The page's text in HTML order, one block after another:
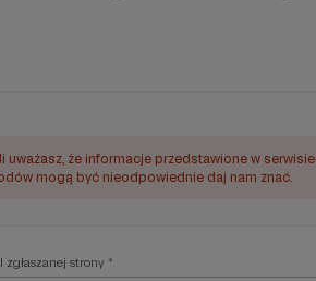
uważasz, że informacje przedstawione w
mogą być nieodpowiednie daj nam znać.
zgłaszanej strony *